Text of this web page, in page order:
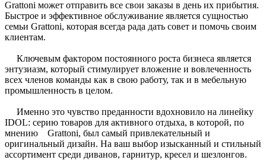
Grattoni может отправить все свои заказы в день их прибытия.
Быстрое и эффективное обслуживание является сущностью
семьи Grattoni, которая всегда рада дать совет и помочь своим
клиентам.
Ключевым фактором постоянного роста бизнеса является
энтузиазм, который стимулирует вложение и вовлеченность
всех членов команды как в свою работу, так и в мебельную
промышленность в целом.
Именно это чувство преданности вдохновило на линейку
IDOL: серию товаров для активного отдыха, в которой, по
мнению Grattoni, был самый привлекательный и
оригинальный дизайн. На ваш выбор изысканный и стильный
ассортимент среди диванов, гарнитур, кресел и шезлонгов.